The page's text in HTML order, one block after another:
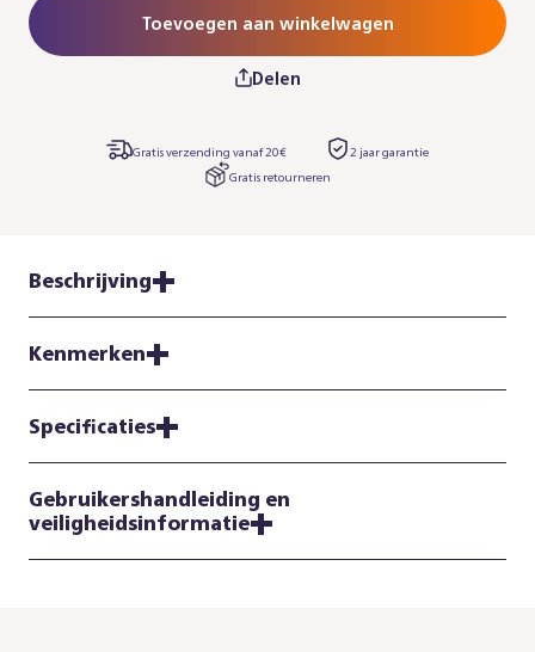
Toevoegen aan winkelwagen
Delen
Gratis verzending vanaf 20€
2 jaar garantie​
Gratis retourneren
Beschrijving
Kenmerken
Specificaties
Gebruikershandleiding en
veiligheidsinformatie